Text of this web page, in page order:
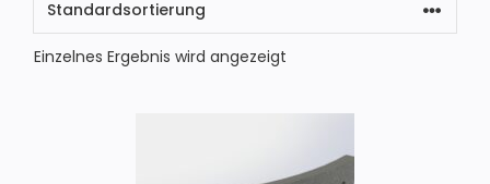
Einzelnes Ergebnis wird angezeigt